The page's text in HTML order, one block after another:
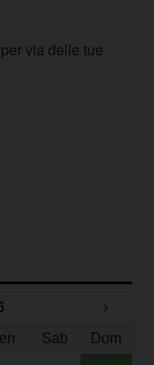
via delle tue
›
Sab Dom